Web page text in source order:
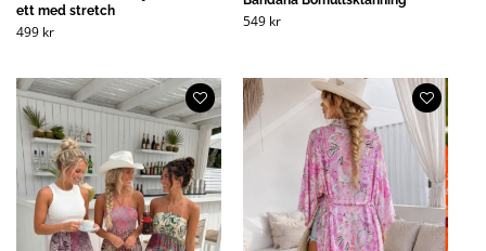
ett med stretch
499 kr
549 kr